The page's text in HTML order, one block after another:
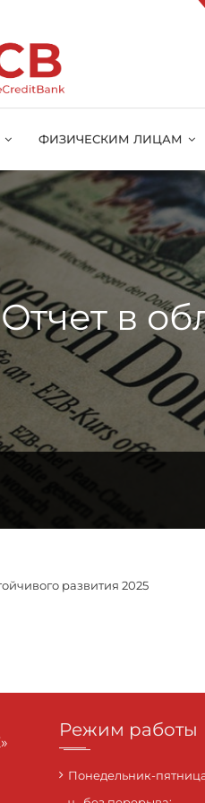
ФИЗИЧЕСКИМ ЛИЦАМ
Отчет в
развития 2025
Режим работы
Понедельник-пятница